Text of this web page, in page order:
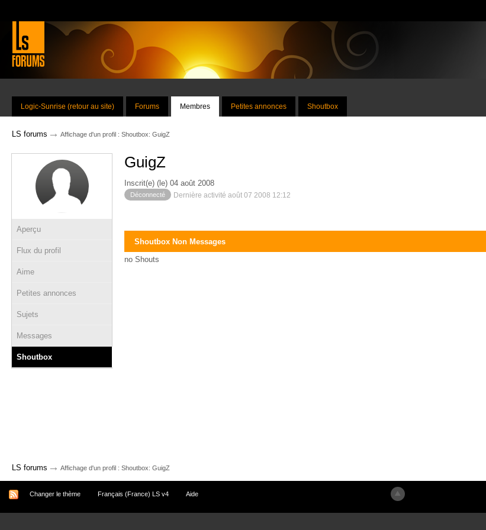
Logic-Sunrise (retour au site) Forums Membres Petites annonces Shoutbox
LS forums → Affichage d'un profil : Shoutbox: GuigZ
Aperçu
Flux du profil
Aime
Petites annonces
Sujets
Messages
Shoutbox
GuigZ
Inscrit(e) (le) 04 août 2008
Déconnecté Dernière activité août 07 2008 12:12
Shoutbox Non Messages
no Shouts
LS forums → Affichage d'un profil : Shoutbox: GuigZ
Changer le thème Français (France) LS v4 Aide